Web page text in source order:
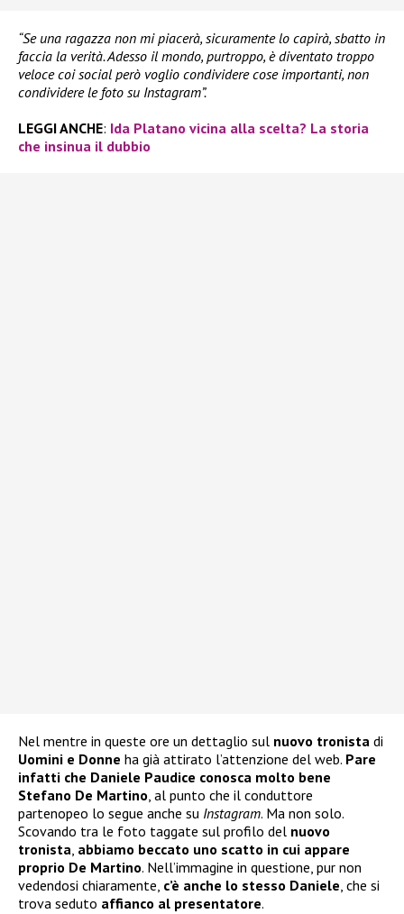
“Se una ragazza non mi piacerà, sicuramente lo capirà, sbatto in
faccia la verità. Adesso il mondo, purtroppo, è diventato troppo
veloce coi social però voglio condividere cose importanti, non
condividere le foto su Instagram”.
LEGGI ANCHE: Ida Platano vicina alla scelta? La storia
che insinua il dubbio
Nel mentre in queste ore un dettaglio sul nuovo tronista di
Uomini e Donne ha già attirato l’attenzione del web. Pare
infatti che Daniele Paudice conosca molto bene
Stefano De Martino, al punto che il conduttore
partenopeo lo segue anche su Instagram. Ma non solo.
Scovando tra le foto taggate sul profilo del nuovo
tronista, abbiamo beccato uno scatto in cui appare
proprio De Martino. Nell’immagine in questione, pur non
vedendosi chiaramente, c’è anche lo stesso Daniele, che si
trova seduto affianco al presentatore.